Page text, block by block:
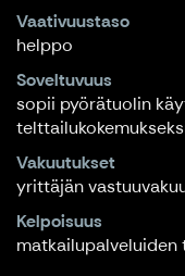
Vaativuustaso
helppo
Soveltuvuus
sopii pyörätuolin
Vakuutukset
yrittäjän
Kelpoisuus